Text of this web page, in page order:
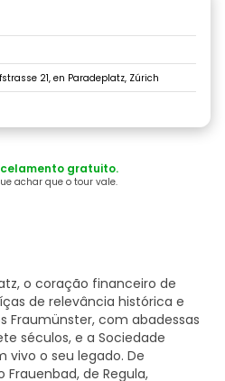
21, en Paradeplatz, Zúrich
gratuito.
achar que o tour vale.
o coração financeiro de
de relevância histórica e
Fraumünster, com abadessas
séculos, e a Sociedade
vivo o seu legado. De
de Regula,